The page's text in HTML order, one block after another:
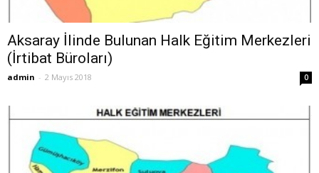
Aksaray İlinde Bulunan Halk Eğitim Merkezleri
(İrtibat Büroları)
admin - 2 Mayıs 2018 0